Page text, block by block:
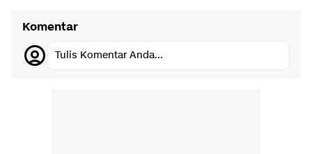
Komentar
Tulis Komentar Anda...